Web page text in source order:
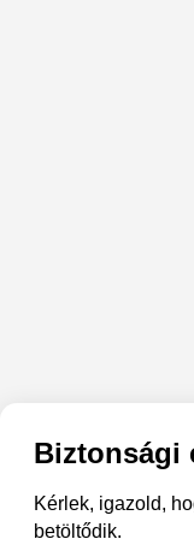
Biztonsági
Kérlek, igazold,
betöltődik.